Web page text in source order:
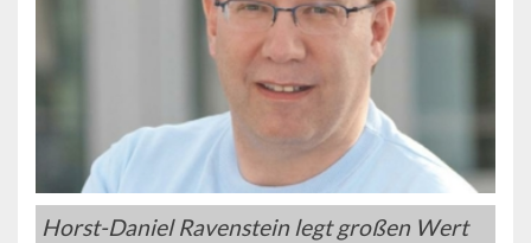
Horst-Daniel Ravenstein legt großen Wert